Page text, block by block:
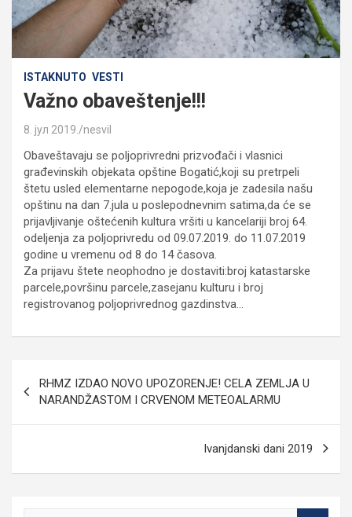
ISTAKNUTO VESTI
Važno obaveštenje!!!
8. јул 2019. nesvil
Obaveštavaju se poljoprivredni prizvođači i vlasnici
građevinskih objekata opštine Bogatić,koji su pretrpeli
štetu usled elementarne nepogode,koja je zadesila našu
opštinu na dan 7.jula u poslepodnevnim satima,da će se
prijavljivanje oštećenih kultura vršiti u kancelariji broj 64.
odeljenja za poljoprivredu od 09.07.2019. do 11.07.2019
godine u vremenu od 8 do 14 časova.
Za prijavu štete neophodno je dostaviti:broj katastarske
parcele,površinu parcele,zasejanu kulturu i broj
registrovanog poljoprivrednog gazdinstva…
чланка
RHMZ IZDAO NOVO UPOZORENJE! CELA ZEMLJA U
NARANDŽASTOM I CRVENOM METEOALARMU
Ivanjdanski dani 2019